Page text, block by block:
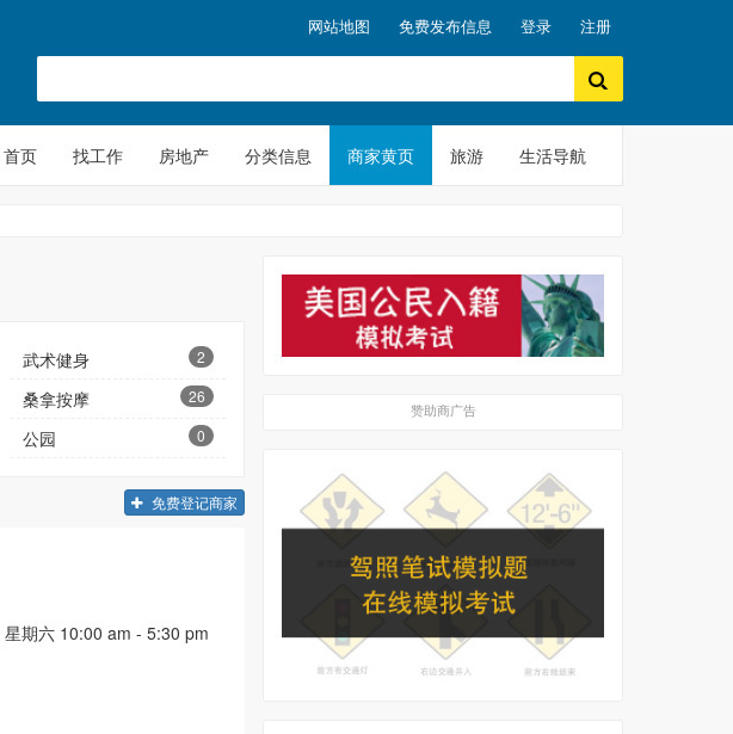
网站地图 免费发布信息 登录 注册
首页 找工作 房地产 分类信息 商家黄页 旅游 生活导航
武术健身 2
桑拿按摩 26
公园 0
免费登记商家
星期六 10:00 am - 5:30 pm
赞助商广告